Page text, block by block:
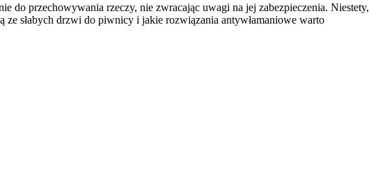
do przechowywania rzeczy, nie zwracając uwagi na jej zabezpieczenia. Niestety,
słabych drzwi do piwnicy i jakie rozwiązania antywłamaniowe warto